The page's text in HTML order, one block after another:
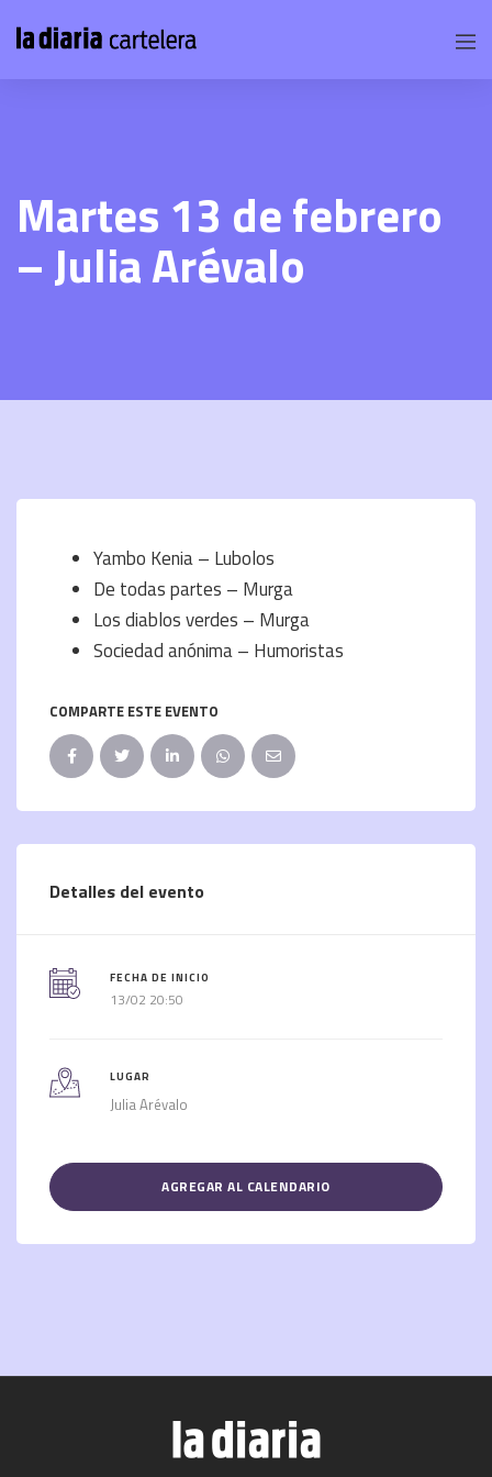
Martes 13 de febrero
– Julia Arévalo
Yambo Kenia – Lubolos
De todas partes – Murga
Los diablos verdes – Murga
Sociedad anónima – Humoristas
COMPARTE ESTE EVENTO
Detalles del evento
FECHA DE INICIO
13/02 20:50
LUGAR
Julia Arévalo
AGREGAR AL CALENDARIO